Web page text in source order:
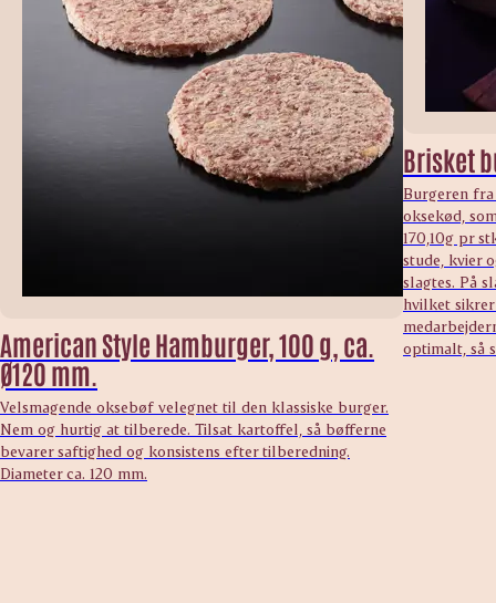
American Style Hamburger, 100 g, ca.
Ø120 mm.
Velsmagende oksebøf velegnet til den klassiske burger.
Nem og hurtig at tilberede. Tilsat kartoffel, så bøfferne
bevarer saftighed og konsistens efter tilberedning.
Diameter ca. 120 mm.
Brisket
Burgeren
oksekød,
170,10g pr
stude, kvier
slagtes. På
hvilket
optimalt, så